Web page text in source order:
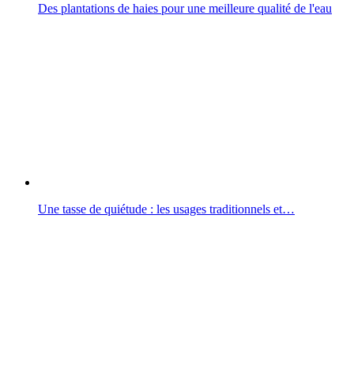
Des plantations de haies pour une meilleure qualité de l'eau
Une tasse de quiétude : les usages traditionnels et…